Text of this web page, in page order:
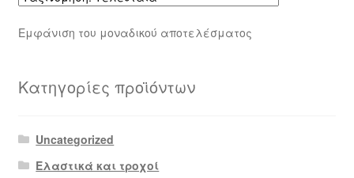
Εμφάνιση του μοναδικού αποτελέσματος
Κατηγορίες προϊόντων
Uncategorized
Ελαστικά και τροχοί